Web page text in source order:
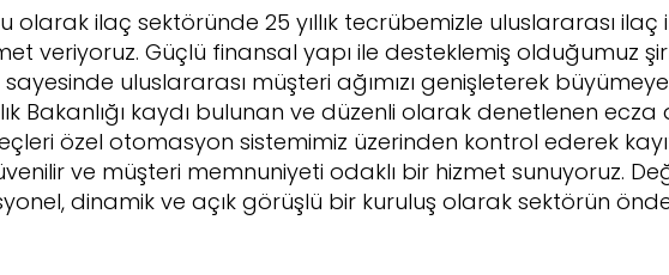
olarak ilaç sektöründe 25 yıllık tecrübemizle uluslararası
veriyoruz. Güçlü finansal yapı ile desteklemiş olduğumuz
uluslararası müşteri ağımızı genişleterek
Bakanlığı kaydı bulunan ve düzenli olarak denetlenen
özel otomasyon sistemimiz üzerinden kontrol ederek
ve müşteri memnuniyeti odaklı bir hizmet sunuyoruz.
dinamik ve açık görüşlü bir kuruluş olarak sektörün